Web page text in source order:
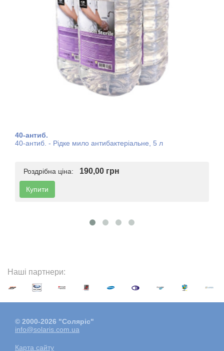
40-антиб.
40-антиб. - Рідке мило антибактеріальне, 5 л
Роздрібна ціна: 190,00 грн
Купити
Наші партнери:
© 2000-2026 "Соляріс"
info@solaris.com.ua
Карта сайту